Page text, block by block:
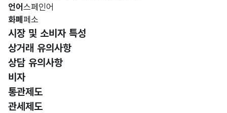
언어 스페인어
화폐 페소
선택됨
시장 및 소비자 특성
상거래 유의사항
상담 유의사항
비자
통관제도
관세제도